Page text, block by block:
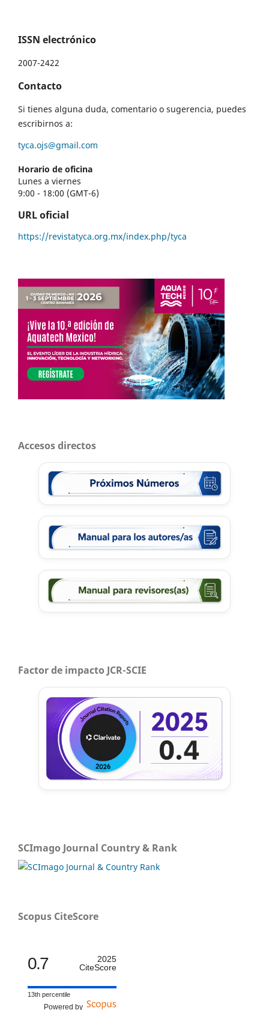
ISSN electrónico
2007-2422
Contacto
Si tienes alguna duda, comentario o sugerencia, puedes
escribirnos a:
tyca.ojs@gmail.com
Horario de oficina
Lunes a viernes
9:00 - 18:00 (GMT-6)
URL oficial
https://revistatyca.org.mx/index.php/tyca
Accesos directos
Factor de impacto JCR-SCIE
SCImago Journal Country & Rank
Scopus CiteScore
0.7
2025
CiteScore
13th percentile
Powered by